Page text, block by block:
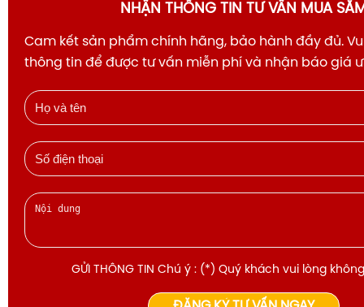
NHẬN THÔNG TIN TƯ VẤN MUA
Cam kết sản phẩm chính hãng, bảo hành đầy đủ.
thông tin để được tư vấn miễn phí và nhận báo giá
GỬI THÔNG TIN Chú ý : (*) Quý khách vui lòng